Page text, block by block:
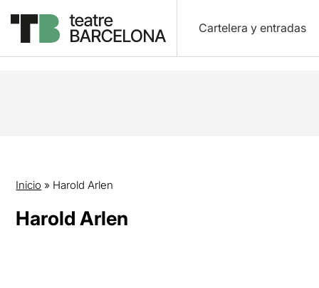
Cartelera y entradas
Inicio » Harold Arlen
Harold Arlen